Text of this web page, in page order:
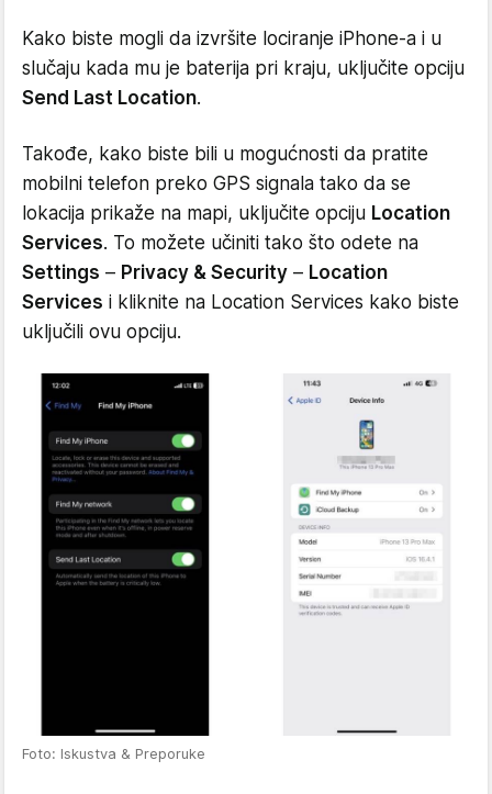
Kako biste mogli da izvršite lociranje iPhone-a i u
slučaju kada mu je baterija pri kraju, uključite opciju
Send Last Location.
Takođe, kako biste bili u mogućnosti da pratite
mobilni telefon preko GPS signala tako da se
lokacija prikaže na mapi, uključite opciju Location
Services. To možete učiniti tako što odete na
Settings – Privacy & Security – Location
Services i kliknite na Location Services kako biste
uključili ovu opciju.
Foto: Iskustva & Preporuke